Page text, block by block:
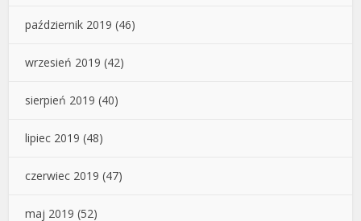
październik 2019 (46)
wrzesień 2019 (42)
sierpień 2019 (40)
lipiec 2019 (48)
czerwiec 2019 (47)
maj 2019 (52)